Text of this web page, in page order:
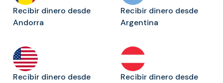
Recibir dinero desde
Andorra
Recibir dinero desde
Argentina
Recibir dinero desde
Recibir dinero desde